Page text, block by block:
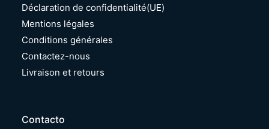
Déclaration de confidentialité(UE)
Mentions légales
Conditions générales
Contactez-nous
Livraison et retours
Contacto